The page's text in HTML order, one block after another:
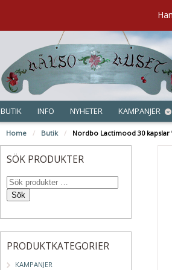
BUTIK INFO NYHETER KAMPANJER
Home / Butik / Nordbo Lactimood 30 kapslar
SÖK PRODUKTER
Sök
PRODUKTKATEGORIER
KAMPANJER